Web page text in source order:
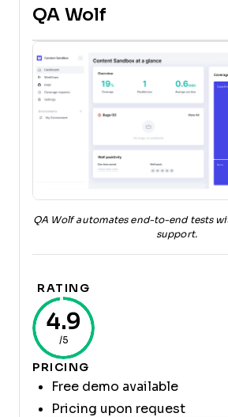
QA Wolf
QA Wolf automates end-to-end tests
support.
RATING
4.9
/5
PRICING
Free demo available
Pricing upon request